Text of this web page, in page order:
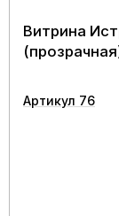
Витрина
Артикул 76